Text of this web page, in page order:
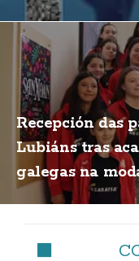
Recepción das
Lubiáns tras
galegas na